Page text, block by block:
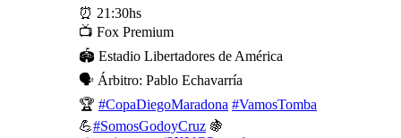
⏰ 21:30hs
📺 Fox Premium
🏟 Estadio Libertadores de América
🗣️ Árbitro: Pablo Echavarría
🏆 #CopaDiegoMaradona #VamosTomba
💪#SomosGodoyCruz 🍇